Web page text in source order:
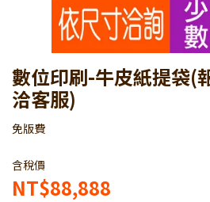
數位印刷-牛皮紙提袋(
洽客服)
免版費
含稅價
NT$88,888